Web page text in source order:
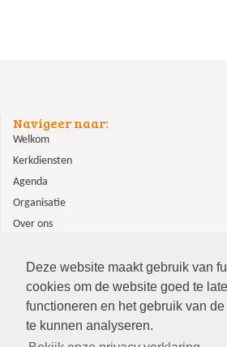
Deze website maakt gebruik van
cookies om de website goed te
functioneren en het gebruik van
te kunnen analyseren.
Navigeer naar:
Welkom
Kerkdiensten
Agenda
Organisatie
Over ons
Contact